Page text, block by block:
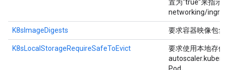
置为“true”来指
networking/
K8sImageDigests 要求容器映像包
K8sLocalStorageRequireSafeToEvict
要求使用本地存储